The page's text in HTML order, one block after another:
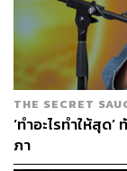
หลายปัจจัยเราส
บ่อยครั้งสาเหตุมา
(Unmet Needs)
การระบุและตอบ
ในการปรับปรุงอ
กับตัวเอง เช่น “เ
เริ่มขึ้นเมื่อไร? สั
THE SECRET
‘ทำอะไรทำให้สุด
ภา